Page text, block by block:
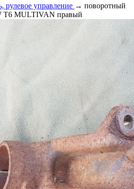
рулевое управление → поворотный
Т6 MULTIVAN правый